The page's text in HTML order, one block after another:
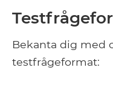
Bekanta dig med
testfrågeformat: